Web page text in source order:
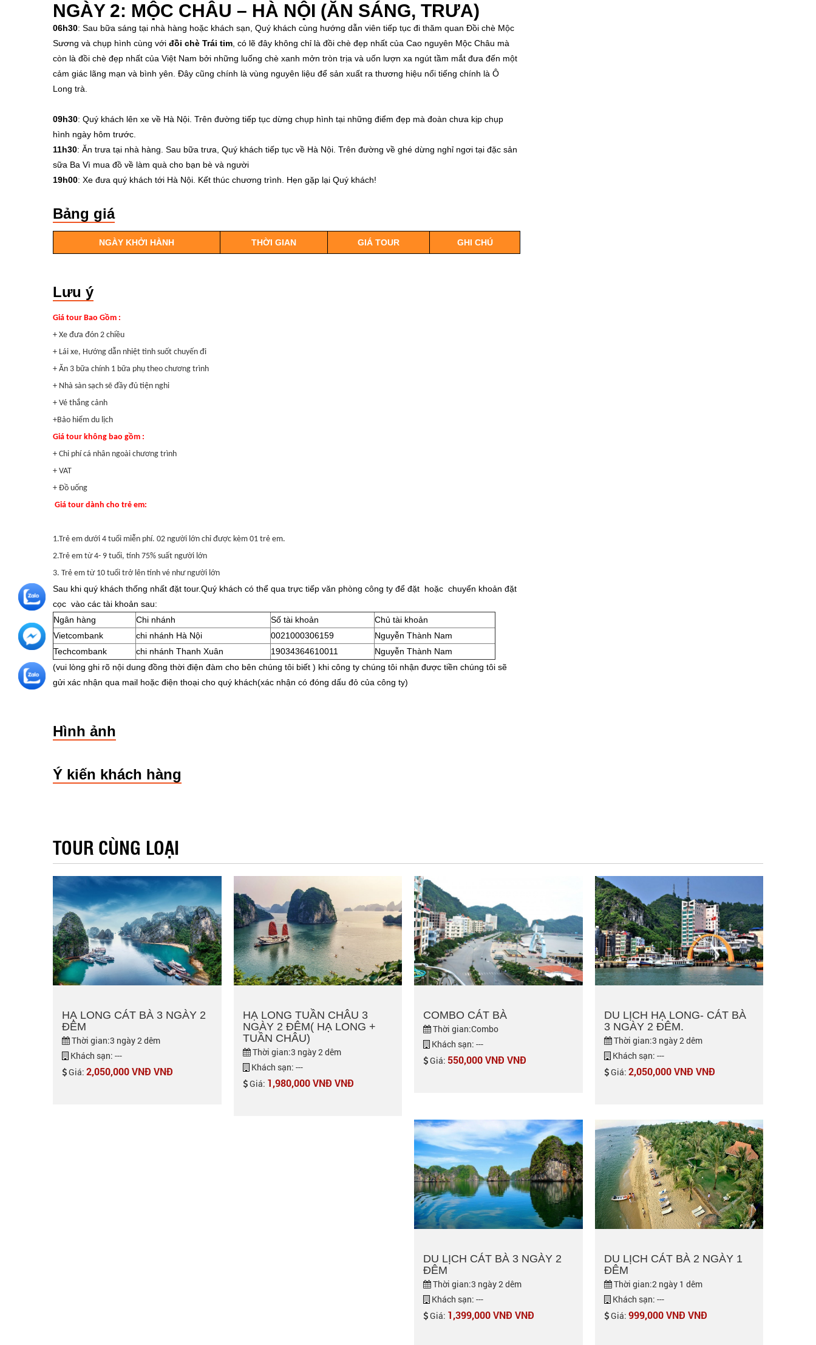
NGÀY 2: MỘC CHÂU – HÀ NỘI (ĂN SÁNG, TRƯA)
06h30: Sau bữa sáng tại nhà hàng hoặc khách sạn, Quý khách cùng hướng dẫn viên tiếp tục đi thăm quan Đồi chè Mộc
Sương và chụp hình cùng với đồi chè Trái tim , có lẽ đây không chỉ là đồi chè đẹp nhất của Cao nguyên Mộc Châu mà
còn là đồi chè đẹp nhất của Việt Nam bởi những luống chè xanh mởn tròn trịa và uốn lượn xa ngút tầm mắt đưa đến một
cảm giác lãng mạn và bình yên. Đây cũng chính là vùng nguyên liệu để sản xuất ra thương hiệu nổi tiếng chính là Ô
Long trà.
09h30: Quý khách lên xe về Hà Nội. Trên đường tiếp tục dừng chụp hình tại những điểm đẹp mà đoàn chưa kịp chụp
hình ngày hôm trước.
11h30: Ăn trưa tại nhà hàng. Sau bữa trưa, Quý khách tiếp tục về Hà Nội. Trên đường về ghé dừng nghỉ ngơi tại đặc sản
sữa Ba Vì mua đồ về làm quà cho bạn bè và người
19h00: Xe đưa quý khách tới Hà Nội. Kết thúc chương trình. Hẹn gặp lại Quý khách!
Bảng giá
NGÀY KHỞI HÀNH THỜI GIAN GIÁ TOUR GHI CHÚ
Lưu ý
Giá tour Bao Gồm :
+ Xe đưa đón 2 chiều
+ Lái xe, Hướng dẫn nhiệt tình suốt chuyến đi
+ Ăn 3 bữa chính 1 bữa phụ theo chương trình
+ Nhà sàn sạch sẽ đầy đủ tiện nghi
+ Vé thắng cảnh
+Bảo hiểm du lịch
Giá tour không bao gồm :
+ Chi phí cá nhân ngoài chương trình
+ VAT
+ Đồ uống
Giá tour dành cho trẻ em:
1.Trẻ em dưới 4 tuổi miễn phí. 02 người lớn chỉ được kèm 01 trẻ em.
2.Trẻ em từ 4- 9 tuổi, tính 75% suất người lớn
3. Trẻ em từ 10 tuổi trở lên tính vé như người lớn
Sau khi quý khách thống nhất đặt tour.Quý khách có thể qua trực tiếp văn phòng công ty để đặt hoặc chuyển khoản đặt
cọc vào các tài khoản sau:
Ngân hàng
Chi nhánh Số tài khoản
Chủ tài khoản
Vietcombank
chi nhánh Hà Nội 0021000306159
Nguyễn Thành Nam
Techcombank
chi nhánh Thanh Xuân 19034364610011
Nguyễn Thành Nam
(vui lòng ghi rõ nội dung đồng thời điện đàm cho bên chúng tôi biết ) khi công ty chúng tôi nhận được tiền chúng tôi sẽ
gửi xác nhận qua mail hoặc điện thoại cho quý khách(xác nhận có đóng dấu đỏ của công ty)
Hình ảnh
Ý kiến khách hàng
TOUR CÙNG LOẠI
HẠ LONG CÁT BÀ 3 NGÀY 2
ĐÊM
Thời gian:3 ngày 2 dêm
Khách sạn: ---
Giá: 2,050,000 VNĐ VNĐ
HẠ LONG TUẦN CHÂU 3
NGÀY 2 ĐÊM( HẠ LONG +
TUẦN CHÂU)
Thời gian:3 ngày 2 dêm
Khách sạn: ---
Giá: 1,980,000 VNĐ VNĐ
COMBO CÁT BÀ
Thời gian:Combo
Khách sạn: ---
Giá: 550,000 VNĐ VNĐ
DU LỊCH HẠ LONG- CÁT BÀ
3 NGÀY 2 ĐÊM.
Thời gian:3 ngày 2 dêm
Khách sạn: ---
Giá: 2,050,000 VNĐ VNĐ
DU LỊCH CÁT BÀ 3 NGÀY 2
ĐÊM
Thời gian:3 ngày 2 dêm
Khách sạn: ---
Giá: 1,399,000 VNĐ VNĐ
DU LỊCH CÁT BÀ 2 NGÀY 1
ĐÊM
Thời gian:2 ngày 1 dêm
Khách sạn: ---
Giá: 999,000 VNĐ VNĐ